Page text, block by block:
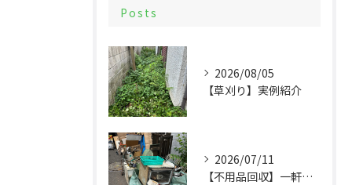
Posts
2026/08/05
【草刈り】実例紹介
2026/07/11
【不用品回収】一軒家まるごとの片付けと物置解体